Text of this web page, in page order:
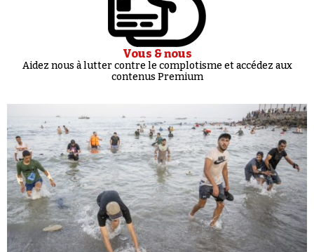
Vous & nous
Aidez nous à lutter contre le complotisme et accédez aux
contenus Premium